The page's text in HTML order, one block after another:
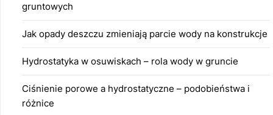
gruntowych
Jak opady deszczu zmieniają parcie wody na konstrukcje
Hydrostatyka w osuwiskach – rola wody w gruncie
Ciśnienie porowe a hydrostatyczne – podobieństwa i
różnice